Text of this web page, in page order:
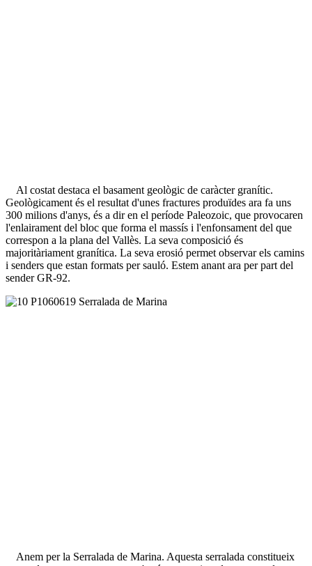
Al costat destaca el basament geològic de caràcter granític.
Geològicament és el resultat d'unes fractures produïdes ara fa uns
300 milions d'anys, és a dir en el període Paleozoic, que provocaren
l'enlairament del bloc que forma el massís i l'enfonsament del que
correspon a la plana del Vallès. La seva composició és
majoritàriament granítica. La seva erosió permet observar els camins
i senders que estan formats per sauló. Estem anant ara per part del
sender GR-92.
Anem per la Serralada de Marina. Aquesta serralada constitueix